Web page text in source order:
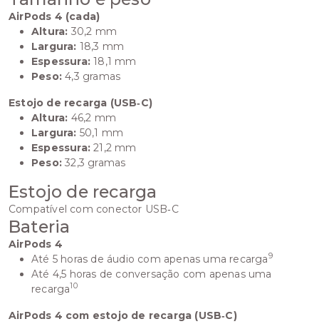
AirPods 4 (cada)
Altura: 30,2 mm
Largura: 18,3 mm
Espessura: 18,1 mm
Peso: 4,3 gramas
Estojo de recarga (USB‑C)
Altura: 46,2 mm
Largura: 50,1 mm
Espessura: 21,2 mm
Peso: 32,3 gramas
Estojo de recarga
Compatível com conector USB‑C
Bateria
AirPods 4
Até 5 horas de áudio com apenas uma recarga9
Até 4,5 horas de conversação com apenas uma
recarga10
AirPods 4 com estojo de recarga (USB‑C)